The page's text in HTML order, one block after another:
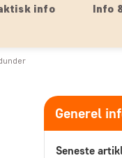
info Info
Generel
Seneste